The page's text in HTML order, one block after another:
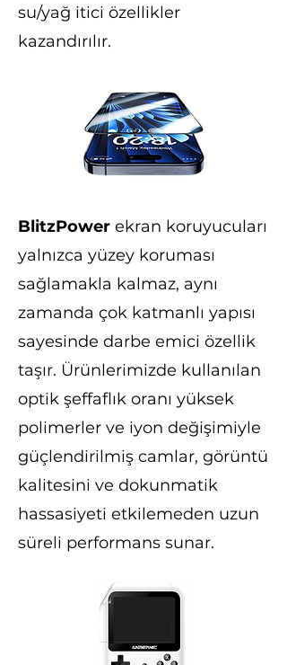
su/yağ itici özellikler
kazandırılır.
BlitzPower ekran koruyucuları
yalnızca yüzey koruması
sağlamakla kalmaz, aynı
zamanda çok katmanlı yapısı
sayesinde darbe emici özellik
taşır. Ürünlerimizde kullanılan
optik şeffaflık oranı yüksek
polimerler ve iyon değişimiyle
güçlendirilmiş camlar, görüntü
kalitesini ve dokunmatik
hassasiyeti etkilemeden uzun
süreli performans sunar.